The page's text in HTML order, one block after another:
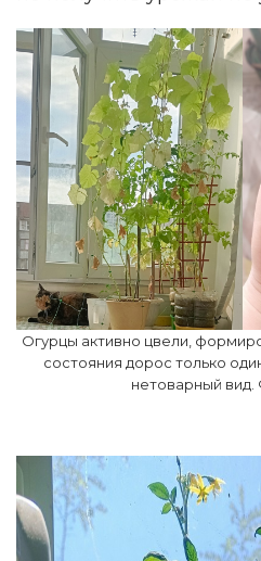
Огурцы активно цвели,
состояния дорос только
нетоварный